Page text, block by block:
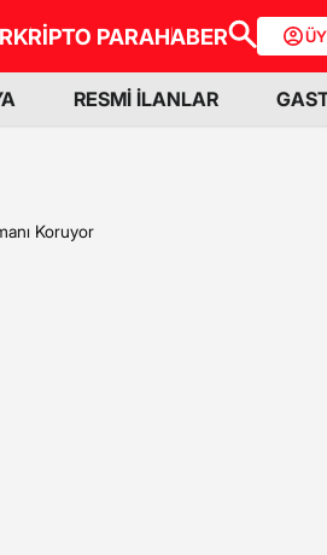
KRİPTO PARAHABER
RESMİ İLANLAR
Koruyor